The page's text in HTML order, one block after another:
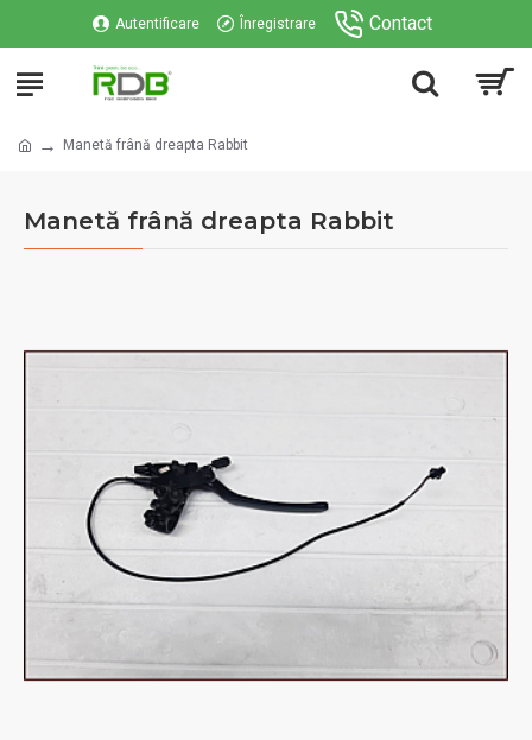
Autentificare Înregistrare Contact
Manetă frână dreapta Rabbit
Manetă frână dreapta Rabbit